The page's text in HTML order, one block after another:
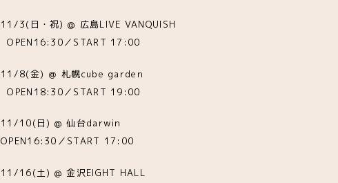
11/3(日・祝) @ 広島LIVE VANQUISH
OPEN16:30／START 17:00
11/8(金) ＠ 札幌cube garden
OPEN18:30／START 19:00
11/10(日) @ 仙台darwin
OPEN16:30／START 17:00
11/16(土) @ 金沢EIGHT HALL